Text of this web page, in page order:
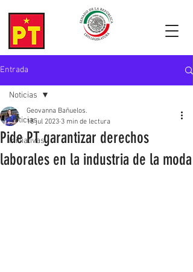
Entrada
Noticias
Iniciativas
Noticias
Pide PT garantizar derechos
laborales en la industria de la moda
Geovanna Bañuelos.
18 jul 2023 3 min de lectura